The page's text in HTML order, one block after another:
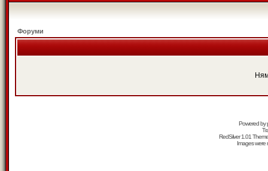
Форуми
Powered by
RedSilver 1.01
Images were